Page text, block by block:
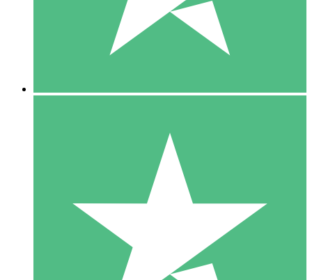
10 00
10 Descargas
20 00